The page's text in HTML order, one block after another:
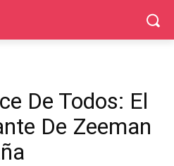
De Todos: El
De Zeeman